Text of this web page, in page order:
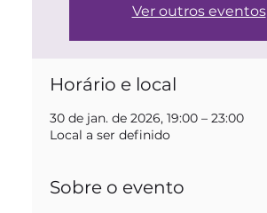
Ver outros eventos
Horário e local
30 de jan. de 2026, 19:00 – 23:00
Local a ser definido
Sobre o evento